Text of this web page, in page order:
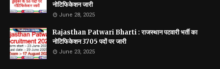
नोटिफिकेशन जारी
June 28, 2025
Rajasthan Patwari Bharti : राजस्थान पटवारी भर्ती का
नोटिफिकेशन 3705 पदों पर जारी
June 23, 2025